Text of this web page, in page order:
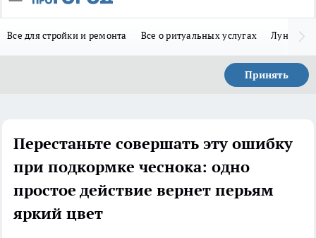
Все для стройки и ремонта Все о ритуальных услугах Лунно-
Принять
Перестаньте совершать эту ошибку
при подкормке чеснока: одно
простое действие вернет перьям
яркий цвет